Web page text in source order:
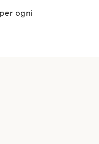
ogni